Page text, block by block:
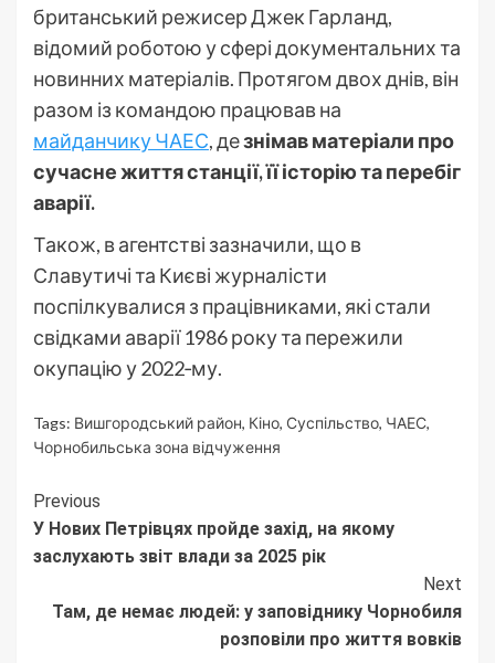
британський режисер Джек Гарланд,
відомий роботою у сфері документальних та
новинних матеріалів. Протягом двох днів, він
разом із командою працював на
майданчику ЧАЕС, дезнімав матеріали про
сучасне життя станції, її історію та перебіг
аварії.
Також, в агентстві зазначили, що в
Славутичі та Києві журналісти
поспілкувалися з працівниками, які стали
свідками аварії 1986 року та пережили
окупацію у 2022‑му.
Tags: Вишгородський район, Кіно, Суспільство, ЧАЕС,
Чорнобильська зона відчуження
Continue
Reading
Previous
У Нових Петрівцях пройде захід, на якому
заслухають звіт влади за 2025 рік
Next
Там, де немає людей: у заповіднику Чорнобиля
розповіли про життя вовків